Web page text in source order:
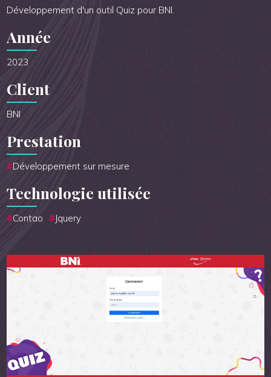
Développement d'un outil Quiz pour BNI.
Année
2023
Client
BNI
Prestation
Développement sur mesure
Technologie utilisée
Contao Jquery